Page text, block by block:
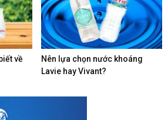
về
Nên lựa chọn nước khoáng
Lavie hay Vivant?